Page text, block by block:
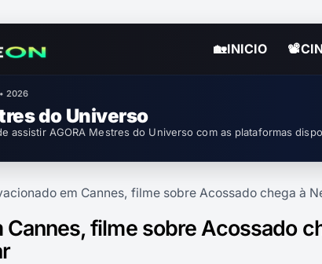
🏡INICIO
• 2026
do Universo
assistir AGORA Mestres do Universo com as plataformas
em Cannes, filme sobre Acossado chega à
Cannes, filme sobre Acossado